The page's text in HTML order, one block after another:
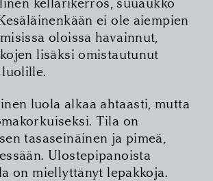
ei ole aiempien
oloissa havainnut,
lisäksi omistautunut
luola alkaa ahtaasti, mutta
Tila on
tasa­seinäinen ja pimeä,
Ulostepipanoista
on miellyttänyt lepakkoja.